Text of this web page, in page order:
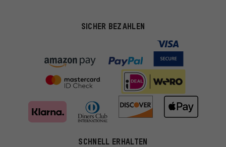
SICHER BEZAHLEN
SCHNELL ERHALTEN